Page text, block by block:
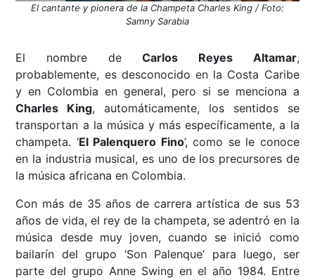
El cantante y pionera de la Champeta Charles King / Foto:
Samny Sarabia
El nombre deCarlos Reyes Altamar,
probablemente, es desconocido en la Costa Caribe
y en Colombia en general, pero si se menciona a
Charles King, automáticamente, los sentidos se
transportan a la música y más específicamente, a la
champeta. ‘El Palenquero Fino’, como se le conoce
en la industria musical, es uno de los precursores de
la música africana en Colombia.
Con más de 35 años de carrera artística de sus 53
años de vida, el rey de la champeta, se adentró en la
música desde muy joven, cuando se inició como
bailarín del grupo ‘Son Palenque’ para luego, ser
parte del grupo Anne Swing en el año 1984. Entre